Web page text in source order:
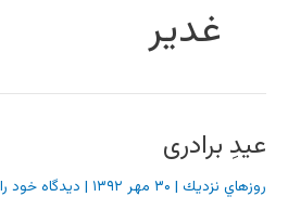
غدیر
عیدِ برادری
روزهاي نزديك | ۳۰ مهر ۱۳۹۲ | دیدگاه‌ خود